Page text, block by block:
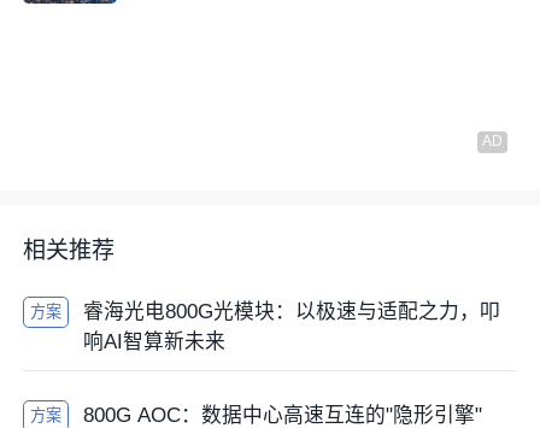
相关推荐
方案
睿海光电800G光模块：以极速与适配之力，叩
响AI智算新未来
方案 800G AOC：数据中心高速互连的"隐形引擎"